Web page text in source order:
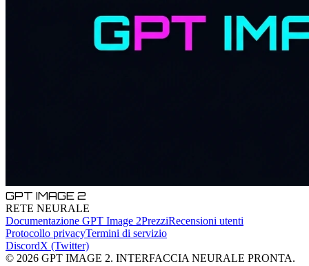
GPT IMAGE 2
RETE NEURALE
Documentazione GPT Image 2PrezziRecensioni utenti
Protocollo privacyTermini di servizio
DiscordX (Twitter)
© 2026 GPT IMAGE 2. INTERFACCIA NEURALE PRONTA.